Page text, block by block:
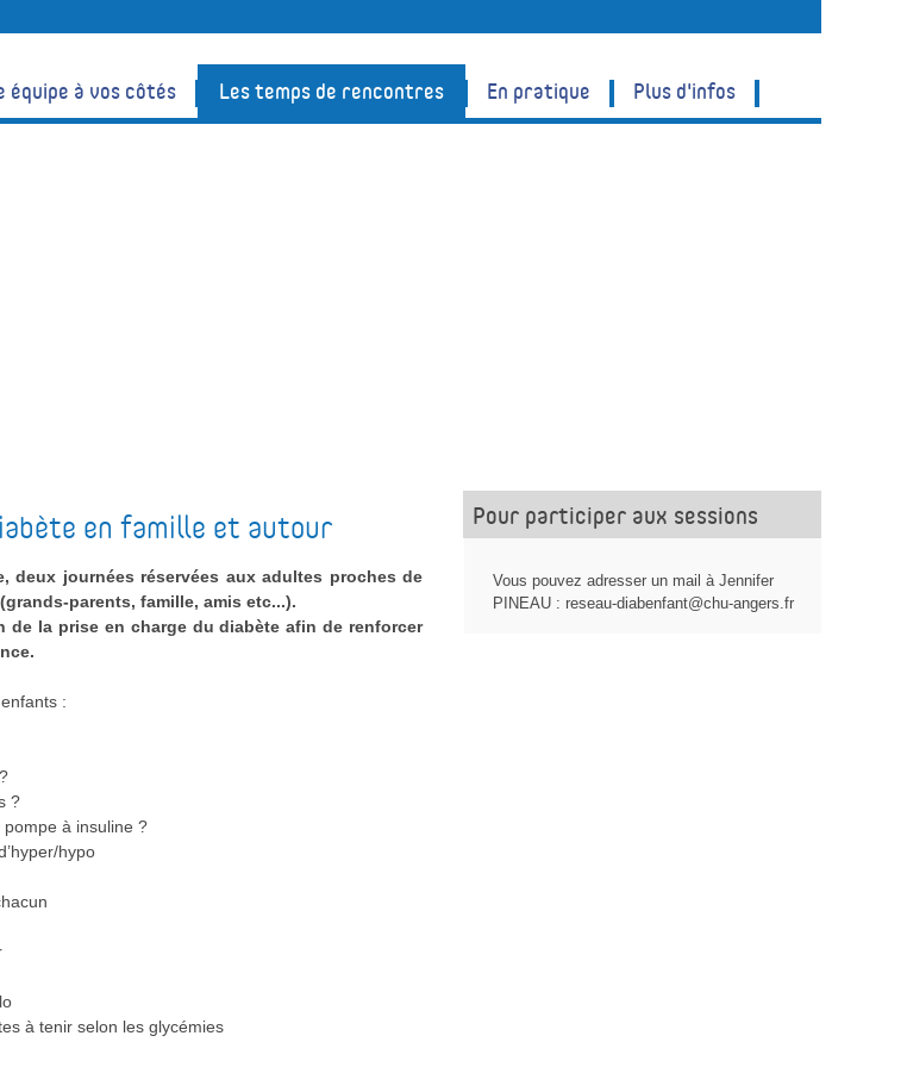
équipe à vos côtés Les temps de rencontres En pratique Plus d'infos
en famille et autour
deux journées réservées aux adultes proches de
parents, famille, amis etc...).
de la prise en charge du diabète afin de renforcer
:
?
à insuline ?
hypo
à tenir selon les glycémies
Pour participer aux sessions
Vous pouvez adresser un mail à Jennifer
PINEAU : reseau-diabenfant@chu-angers.fr